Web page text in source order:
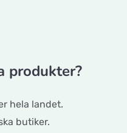
produkter?
hela landet.
butiker.